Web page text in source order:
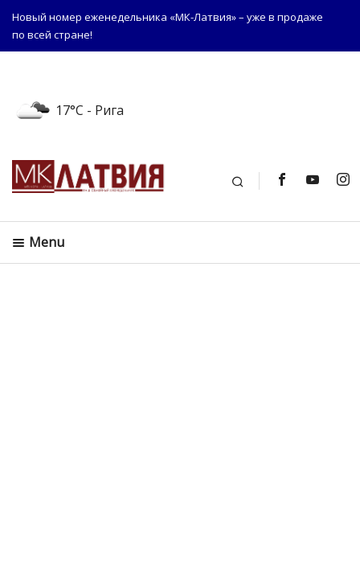
Новый номер еженедельника «МК-Латвия» – уже в продаже
по всей стране!
17°C - Рига
Поиск
Menu